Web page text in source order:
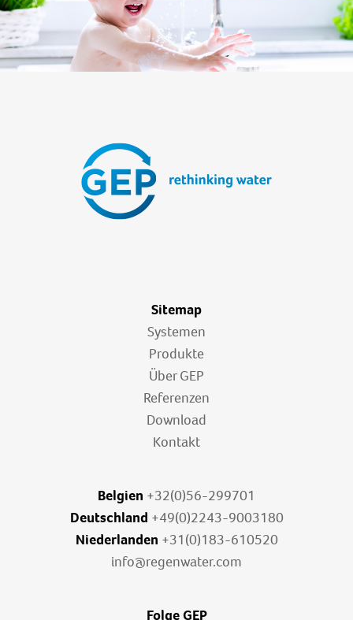
Sitemap
Systemen
Produkte
Über GEP
Referenzen
Download
Kontakt
Belgien +32(0)56-299701
Deutschland +49(0)2243-9003180
Niederlanden +31(0)183-610520
info@regenwater.com
Folge GEP